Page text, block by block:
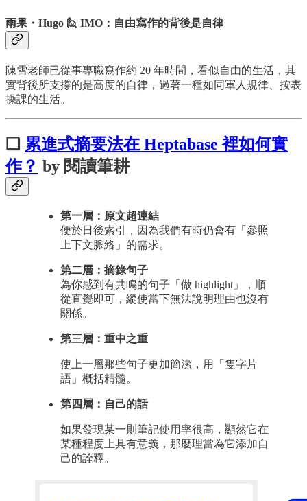
雨果・Hugo 🙋 IMO：自由寫作的背後是自律
陳雪老師已從事專職寫作約 20 年時間，看似自由的生活，其
實背後所支撐的是高度的自律，過著一種如同軍人規律、按表
操課的生活。
❏ 累進式摘要法在 Heptabase 裡如何實
作？ by 閱讀筆耕
第一層：原文超連結
便於日後索引，因為我們有時仍會有「參照
上下文脈絡」的需求。
第二層：摘錄句子
為你感到有共鳴的句子「做 highlight」，順
從直覺即可，縱使當下無法說明理由也沒有
關係。
第三層：重中之重
使上一層那些句子更加簡潔，用「隻字片
語」概括精髓。
第四層：自己的話
如果發現某一則筆記使用率很高，顯然它在
某種程度上具有意義，那麼理當為它添加自
己的詮釋。